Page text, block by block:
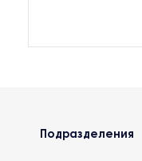
Подразделения